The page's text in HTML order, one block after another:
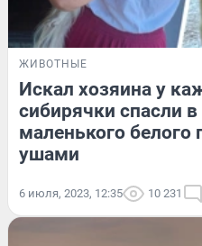
ЖИВОТНЫЕ
Искал хозяина у
сибирячки спасли
маленького
ушами
6 июля, 2023, 12:35 10 231